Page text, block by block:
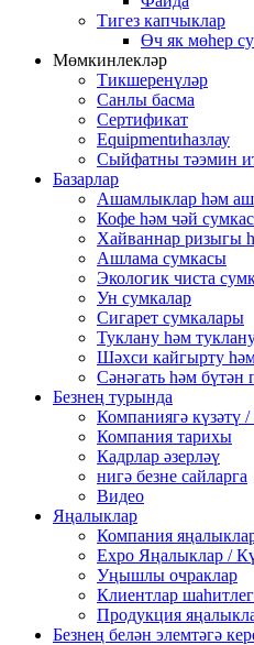
Тигез капчыклар
Өч як мөһер
Мөмкинлекләр
Тикшеренүләр
Санлы басма
Сертификат
Equipmentиһазлау
Сыйфатны тәэмин
Базарлар
Ашамлыклар һәм
Кофе һәм чәй
Хайваннар ризыгы
Ашлама сумкасы
Экологик чиста
Ун сумкалар
Сигарет сумкалары
Туклану һәм
Шәхси кайгырту
Сәнәгать һәм бүтән
Безнең турында
Компаниягә күзәтү
Компания тарихы
Кадрлар әзерләү
нигә безне сайларга
Видео
Яңалыклар
Компания
Expo Яңалыклар /
Уңышлы очраклар
Клиентлар
Продукция
Безнең белән элемтәгә